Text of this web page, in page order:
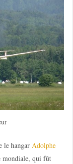
le hangar Adolphe
mondiale, qui fût